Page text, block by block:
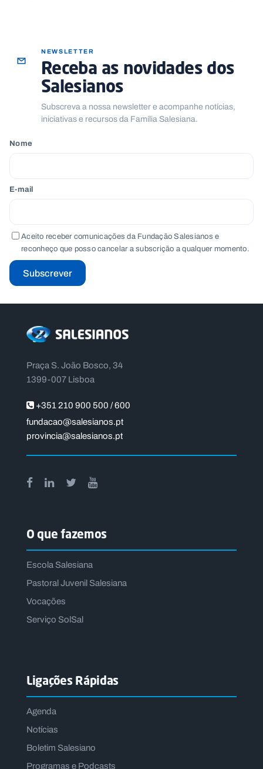
NEWSLETTER
Receba as novidades dos
Salesianos
Subscreva a nossa newsletter e acompanhe notícias,
iniciativas e recursos da Família Salesiana.
Nome
E-mail
Aceito receber comunicações da Fundação Salesianos e
reconheço que posso cancelar a subscrição a qualquer momento.
Subscrever
Praça S. João Bosco, 34
1399-007 Lisboa
+351 210 900 500 / 600
fundacao@salesianos.pt
provincia@salesianos.pt
O que fazemos
Escola Salesiana
Pastoral Juvenil Salesiana
Vocações
Serviço SolSal
Ligações Rápidas
Agenda
Notícias
Boletim Salesiano
Programas e Podcasts